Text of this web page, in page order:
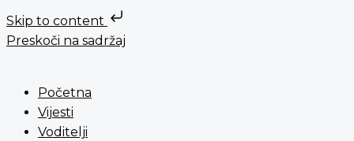
Skip to content
Preskoči na sadržaj
Početna
Vijesti
Voditelji